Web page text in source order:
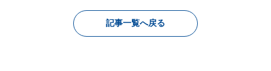
記事一覧へ戻る